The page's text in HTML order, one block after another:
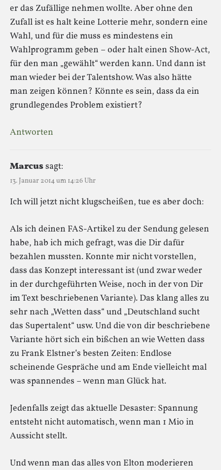
er das Zufällige nehmen wollte. Aber ohne den
Zufall ist es halt keine Lotterie mehr, sondern eine
Wahl, und für die muss es mindestens ein
Wahlprogramm geben – oder halt einen Show-Act,
für den man „gewählt“ werden kann. Und dann ist
man wieder bei der Talentshow. Was also hätte
man zeigen können? Könnte es sein, dass da ein
grundlegendes Problem existiert?
Antworten
Marcussagt:
13. Januar 2014 um 14:26 Uhr
Ich will jetzt nicht klugscheißen, tue es aber doch:
Als ich deinen FAS-Artikel zu der Sendung gelesen
habe, hab ich mich gefragt, was die Dir dafür
bezahlen mussten. Konnte mir nicht vorstellen,
dass das Konzept interessant ist (und zwar weder
in der durchgeführten Weise, noch in der von Dir
im Text beschriebenen Variante). Das klang alles zu
sehr nach „Wetten dass“ und „Deutschland sucht
das Supertalent“ usw. Und die von dir beschriebene
Variante hört sich ein bißchen an wie Wetten dass
zu Frank Elstner’s besten Zeiten: Endlose
scheinende Gespräche und am Ende vielleicht mal
was spannendes – wenn man Glück hat.
Jedenfalls zeigt das aktuelle Desaster: Spannung
entsteht nicht automatisch, wenn man 1 Mio in
Aussicht stellt.
Und wenn man das alles von Elton moderieren